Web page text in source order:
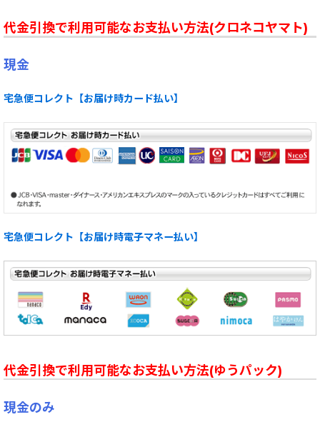
代金引換で利用可能なお支払い方法(クロネコヤマト)
現金
宅急便コレクト【お届け時カード払い】
宅急便コレクト【お届け時電子マネー払い】
代金引換で利用可能なお支払い方法(ゆうパック)
現金のみ